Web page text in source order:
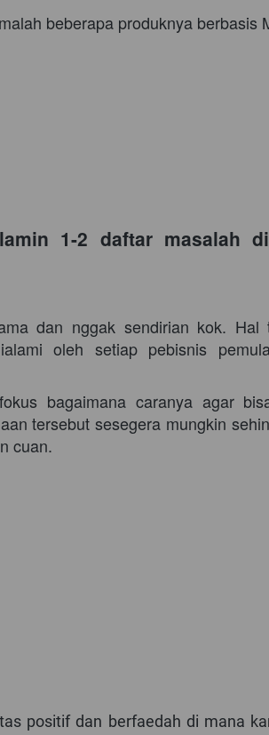
beberapa produknya berbasis
1-2 daftar masalah
dan nggak sendirian kok. Hal
oleh setiap pebisnis
bagaimana caranya agar
tersebut sesegera mungkin
cuan.
positif dan berfaedah di mana